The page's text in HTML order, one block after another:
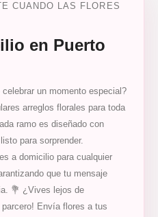
CUANDO LAS FLORES
en Puerto
un momento especial?
arreglos florales para toda
ramo es diseñado con
para sorprender.
a domicilio para cualquier
que tu mensaje
💐 ¿Vives lejos de
parcero! Envía flores a tus